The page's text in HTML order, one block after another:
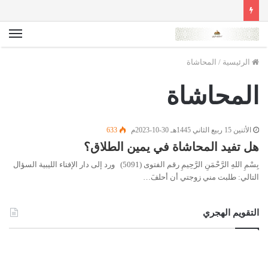
الرئيسية / المحاشاة
المحاشاة
الأثنين 15 ربيع الثاني 1445هـ 30-10-2023م 633
هل تفيد المحاشاة في يمين الطلاق؟
بِسْمِ اللهِ الرَّحْمَنِ الرَّحِيمِ رقم الفتوى (5091) ورد إلى دار الإفتاء الليبية السؤال
التالي: طلبت مني زوجتي أن أحلفَ…
التقويم الهجري